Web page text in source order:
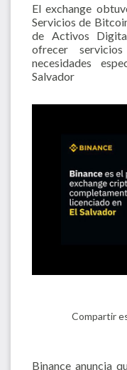
El exchange
Servicios de
de Activos
ofrecer
necesidades
Salvador
Compartir
Binance anuncia